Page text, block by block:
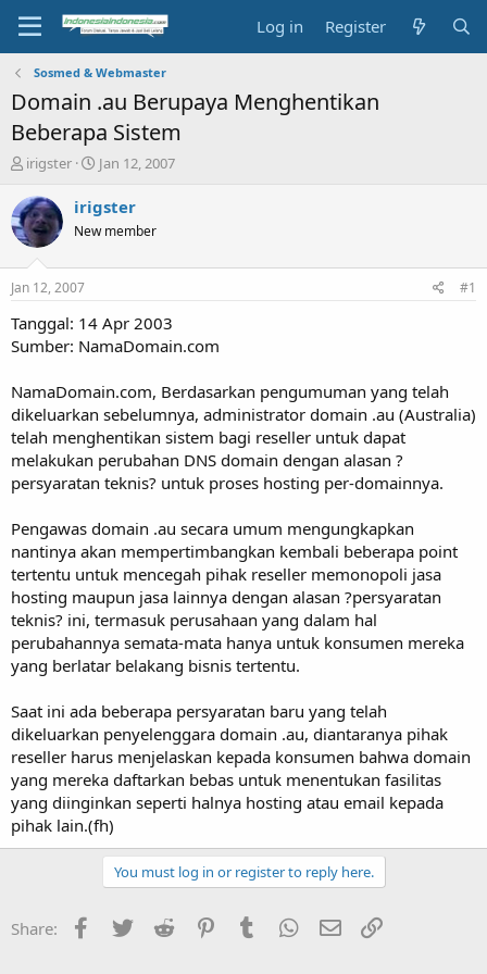
Log in Register
Sosmed & Webmaster
Domain .au Berupaya Menghentikan
Beberapa Sistem
T
r
e
a
t
a
t
r
irigster
S
a
r
t
e
Jan 12, 2007
irigster
New member
Jan 12, 2007 #1
Tanggal: 14 Apr 2003
Sumber: NamaDomain.com
NamaDomain.com, Berdasarkan pengumuman yang telah
dikeluarkan sebelumnya, administrator domain .au (Australia)
telah menghentikan sistem bagi reseller untuk dapat
melakukan perubahan DNS domain dengan alasan ?
persyaratan teknis? untuk proses hosting per-domainnya.
Pengawas domain .au secara umum mengungkapkan
nantinya akan mempertimbangkan kembali beberapa point
tertentu untuk mencegah pihak reseller memonopoli jasa
hosting maupun jasa lainnya dengan alasan ?persyaratan
teknis? ini, termasuk perusahaan yang dalam hal
perubahannya semata-mata hanya untuk konsumen mereka
yang berlatar belakang bisnis tertentu.
Saat ini ada beberapa persyaratan baru yang telah
dikeluarkan penyelenggara domain .au, diantaranya pihak
reseller harus menjelaskan kepada konsumen bahwa domain
yang mereka daftarkan bebas untuk menentukan fasilitas
yang diinginkan seperti halnya hosting atau email kepada
pihak lain.(fh)
You must log in or register to reply here.
Share: Facebook
Twitter Reddit PinterestTumblr WhatsApp
Email